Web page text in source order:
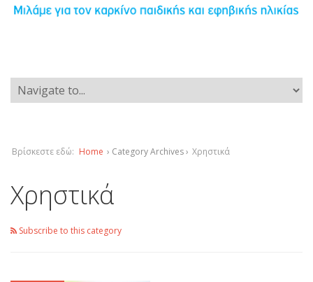
Βρίσκεστε εδώ: Home › Category Archives › Χρηστικά
Χρηστικά
Subscribe to this category